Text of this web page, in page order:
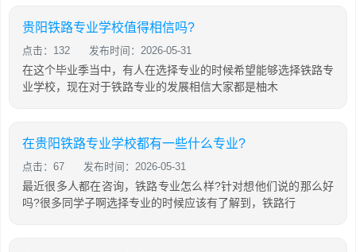
贵阳铁路专业学校值得相信吗?
点击：132 发布时间：2026-05-31
在这个毕业季当中，有人在选择专业的时候希望能够选择铁路专
业学校，现在对于铁路专业的发展相信大家都是柚木
在贵阳铁路专业学校都有一些什么专业?
点击：67 发布时间：2026-05-31
最近很多人都在咨询，铁路专业怎么样?针对想他们说的那么好
吗?很多同学子啊选择专业的时候应该有了解到，铁路行